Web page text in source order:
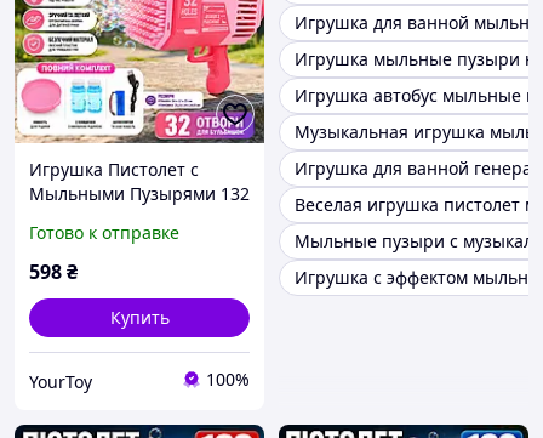
Игрушка Пистолет с
Мыльными Пузырями 132
Мыльных Пузырей на
Аккумуляторе || YT
Готово к отправке
598₴
Купить
YourToy 100%
Игрушка для ванной
Игрушка мыльные пузыри
Игрушка автобус мыльные
Музыкальная игрушка
Игрушка для ванной
Веселая игрушка пистолет
Мыльные пузыри с
Игрушка с эффектом